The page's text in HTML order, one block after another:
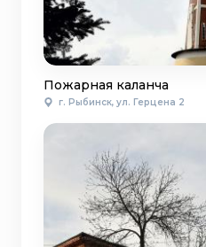
Пожарная каланча
г. Рыбинск, ул. Герцена 2